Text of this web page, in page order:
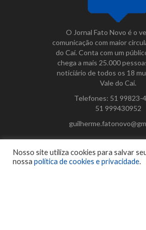
O Jornal Fato Novo é o
comunicação com maior
do Caí. Conta com um
chega a mais 25.000
noticiário de todos os 18
Vale do Caí.
Telefones: 51 99823-
51 999430952
Facebook
Instagram
Twitter
Nosso site utiliza cookies para salvar
nossa política de cookies e privacidade.